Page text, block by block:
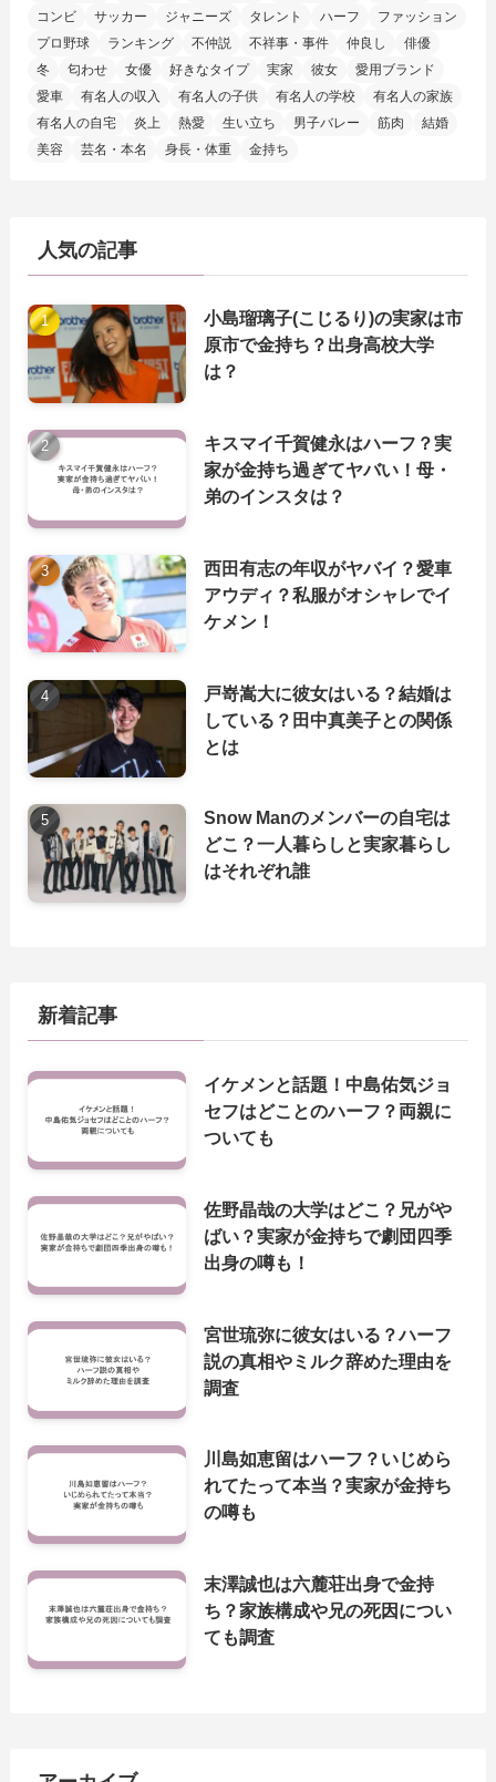
コンビ
サッカー ジャニーズ タレント ハーフ
ファッション
プロ野球
ランキング 不仲説 不祥事・事件 仲良し
俳優
冬
匂わせ 女優 好きなタイプ 実家 彼女
愛用ブランド
愛車
有名人の収入 有名人の子供 有名人の学校
有名人の家族
有名人の自宅
炎上 熱愛 生い立ち 男子バレー 筋肉
結婚
美容
芸名・本名 身長・体重 金持ち
人気の記事
小島瑠璃子(こじるり)の実家は市
原市で金持ち？出身高校大学
は？
キスマイ千賀健永はハーフ？実
家が金持ち過ぎてヤバい！母・
弟のインスタは？
西田有志の年収がヤバイ？愛車
アウディ？私服がオシャレでイ
ケメン！
戸嵜嵩大に彼女はいる？結婚は
している？田中真美子との関係
とは
Snow Manのメンバーの自宅は
どこ？一人暮らしと実家暮らし
はそれぞれ誰
新着記事
イケメンと話題！中島佑気ジョ
セフはどことのハーフ？両親に
ついても
佐野晶哉の大学はどこ？兄がや
ばい？実家が金持ちで劇団四季
出身の噂も！
宮世琉弥に彼女はいる？ハーフ
説の真相やミルク辞めた理由を
調査
川島如恵留はハーフ？いじめら
れてたって本当？実家が金持ち
の噂も
末澤誠也は六麓荘出身で金持
ち？家族構成や兄の死因につい
ても調査